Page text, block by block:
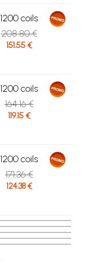
1200 coils
208.80 €
151.55 €
1200 coils
164.16 €
119.15 €
1200 coils
171.36 €
124.38 €